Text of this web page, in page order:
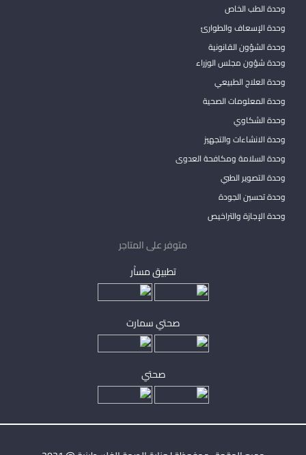
وحدة الطب الخاص
وحدة الإسعاف والطوارئ
وحدة الشؤون القانونية
وحدة شؤون مجلس الوزراء
وحدة العلاج الطبيعي
وحدة المعلومات الصحية
وحدة الشكاوي
وحدة الانشاءات والتجهيز
وحدة السلامة ومكافحة العدوى
وحدة التصوير الطبي
وحدة تحسين الجودة
وحدة الإجازة والتراخيص
متوفر على المتاجر
تطبيق مساْر
صحتي سمارت
صحتي